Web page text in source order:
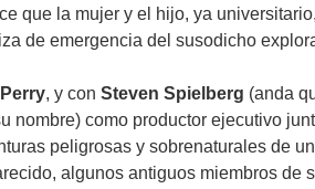
que la mujer y el hijo, ya
de emergencia del susodicho
, y con Steven Spielberg (anda
nombre) como productor ejecutivo
peligrosas y sobrenaturales de
algunos antiguos miembros de